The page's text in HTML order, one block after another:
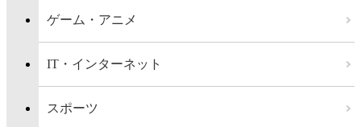
ゲーム・アニメ
IT・インターネット
スポーツ